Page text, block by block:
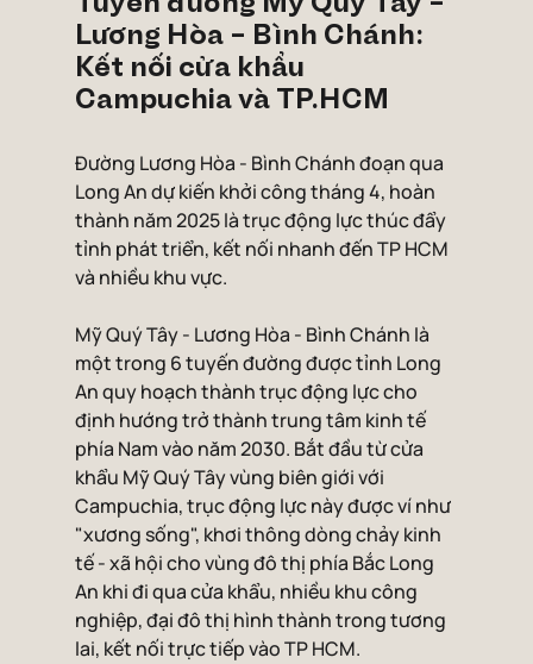
Lương Hòa - Bình Chánh:
Kết nối cửa khẩu
Campuchia và TP.HCM
Đường Lương Hòa - Bình Chánh đoạn qua
Long An dự kiến khởi công tháng 4, hoàn
thành năm 2025 là trục động lực thúc đẩy
tỉnh phát triển, kết nối nhanh đến TP HCM
và nhiều khu vực.
Mỹ Quý Tây - Lương Hòa - Bình Chánh là
một trong 6 tuyến đường được tỉnh Long
An quy hoạch thành trục động lực cho
định hướng trở thành trung tâm kinh tế
phía Nam vào năm 2030. Bắt đầu từ cửa
khẩu Mỹ Quý Tây vùng biên giới với
Campuchia, trục động lực này được ví như
"xương sống", khơi thông dòng chảy kinh
tế - xã hội cho vùng đô thị phía Bắc Long
An khi đi qua cửa khẩu, nhiều khu công
nghiệp, đại đô thị hình thành trong tương
lai, kết nối trực tiếp vào TP HCM.